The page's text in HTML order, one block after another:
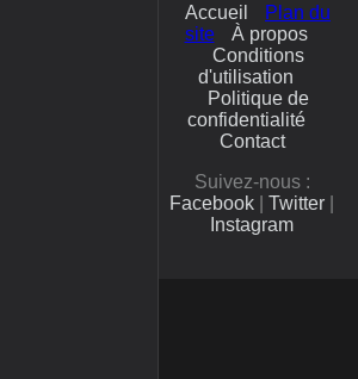
Accueil
Plan du
site
À propos
Conditions
d'utilisation
Politique de
confidentialité
Contact
Suivez-nous :
Facebook
Twitter
Instagram